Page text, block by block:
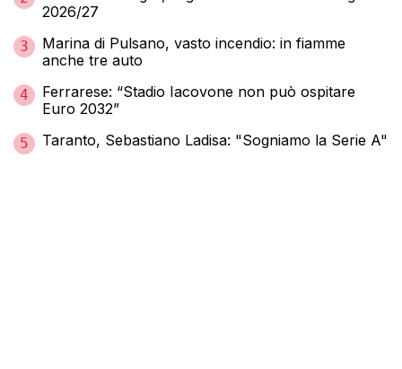
2026/27
3
Marina di Pulsano, vasto incendio: in fiamme
anche tre auto
4
Ferrarese: “Stadio Iacovone non può ospitare
Euro 2032”
5 Taranto, Sebastiano Ladisa: "Sogniamo la Serie A"